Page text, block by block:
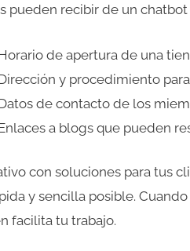
pueden recibir de un
de apertura de una
y procedimiento
de contacto de los
a blogs que pueden
con soluciones para tus
y sencilla posible.
facilita tu trabajo.